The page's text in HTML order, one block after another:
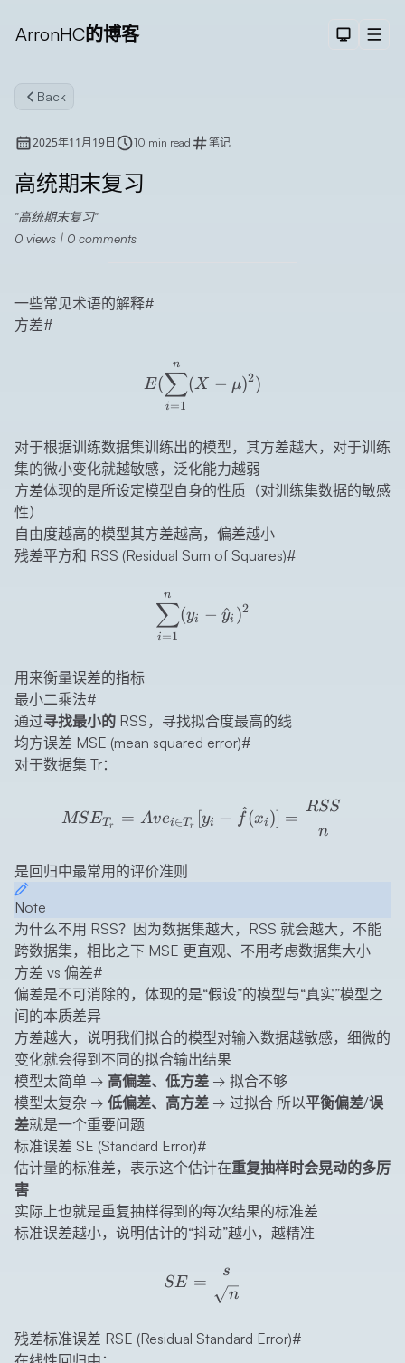
ArronHC的博客 Dark
Back
2025年11月19日 10 min read 笔记
高统期末复习
高统期末复习
0 views | 0 comments
一些常见术语的解释#
方差#
E(
i=1
∑
n
(X − μ)2)
对于根据训练数据集训练出的模型，其方差越大，对于训练
集的微小变化就越敏感，泛化能力越弱
方差体现的是所设定模型自身的性质（对训练集数据的敏感
性）
自由度越高的模型其方差越高，偏差越小
残差平方和 RSS (Residual Sum of Squares)#
i=1
∑
n
(yi − y
^i )2
用来衡量误差的指标
最小二乘法#
通过寻找最小的 RSS ，寻找拟合度最高的线
均方误差 MSE (mean squared error)#
对于数据集 Tr：
MSET r = Avei∈T r [yi − f^(xi )] =
n
RSS
是回归中最常用的评价准则
Note
为什么不用 RSS？因为数据集越大，RSS 就会越大，不能
跨数据集，相比之下 MSE 更直观、不用考虑数据集大小
方差 vs 偏差#
偏差是不可消除的，体现的是“假设”的模型与“真实”模型之
间的本质差异
方差越大，说明我们拟合的模型对输入数据越敏感，细微的
变化就会得到不同的拟合输出结果
模型太简单 → 高偏差、低方差 → 拟合不够
模型太复杂 → 低偏差、高方差 → 过拟合 所以平衡偏差/误
差就是一个重要问题
标准误差 SE (Standard Error)#
估计量的标准差，表示这个估计在重复抽样时会晃动的多厉
害
实际上也就是重复抽样得到的每次结果的标准差
标准误差越小，说明估计的“抖动”越小，越精准
SE=\frac{s}{\sqrt{n}}
SE =
n
s
残差标准误差 RSE (Residual Standard Error)#